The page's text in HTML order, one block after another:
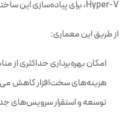
Hyper-V، برای پیاده‌سازی این ساختارها بسیار مناسب است.
از طریق این معماری:
امکان بهره‌برداری حداکثری از
هزینه‌های سخت‌افزار کاهش
توسعه و استقرار سرویس‌های